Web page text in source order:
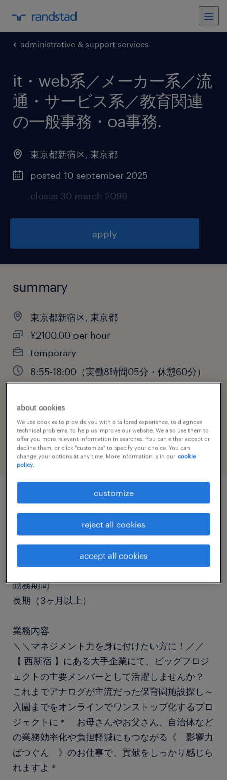
administrative & support services
it・web系／メーカー系／流
通・サービス系／教育関連
の一般事務・oa事務.
東京都新宿区, 東京都
posted 10 september 2025
closes 30 march 2099
apply
summary
東京都新宿区, 東京都
¥2100.00 per hour
temporary
8:55-18:00（実働8時間05分・休憩60分）
job category
administrative & support services
job details
職種
一般事務・OA事務
勤務期間
長期（3ヶ月以上）
業務内容
＼＼マネジメント力を身に付けたい方に！／／
【 西新宿 】にある大手企業にて、ビッグプロジ
ェクトの主要メンバーとして活躍しませんか？
これまでアナログが主流だった保育園施設探し～
入園までをオンラインでワンストップ化するプロ
ジェクトに＊ お母さんやお父さん、自治体など
の業務効率化や負担軽減にもつながる《 影響力
ばつぐん 》のお仕事で、貢献をしっかり感じら
れますよ＊
about cookies
We use cookies to provide you with a tailored experience, to diagnose
technical problems, to help us improve our website. We also use them to
offer you more relevant information in searches. You can either accept or
decline them, or click "customize" to specify your choice. You can
change your options at any time. More information is in our cookie
policy.
customize
reject all cookies
accept all cookies